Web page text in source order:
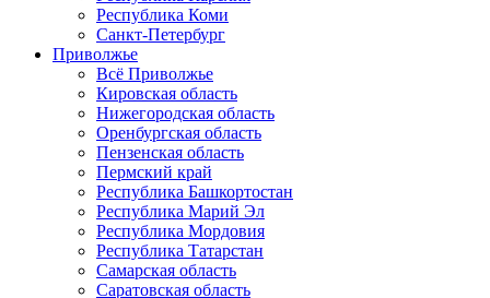
Республика Коми
Санкт-Петербург
Приволжье
Всё Приволжье
Кировская область
Нижегородская область
Оренбургская область
Пензенская область
Пермский край
Республика Башкортостан
Республика Марий Эл
Республика Мордовия
Республика Татарстан
Самарская область
Саратовская область